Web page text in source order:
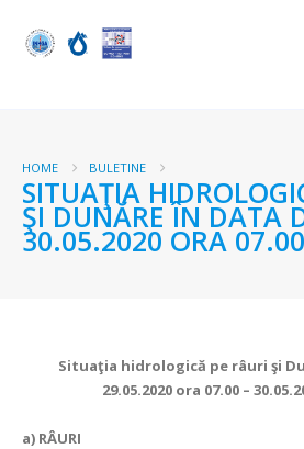
HOME BULETINE
SITUAŢIA
ŞI DUNĂRE ÎN DATA
30.05.2020 ORA 07.00
Situaţia hidrologică pe râuri şi
29.05.2020 ora 07.00 –
a) RÂURI